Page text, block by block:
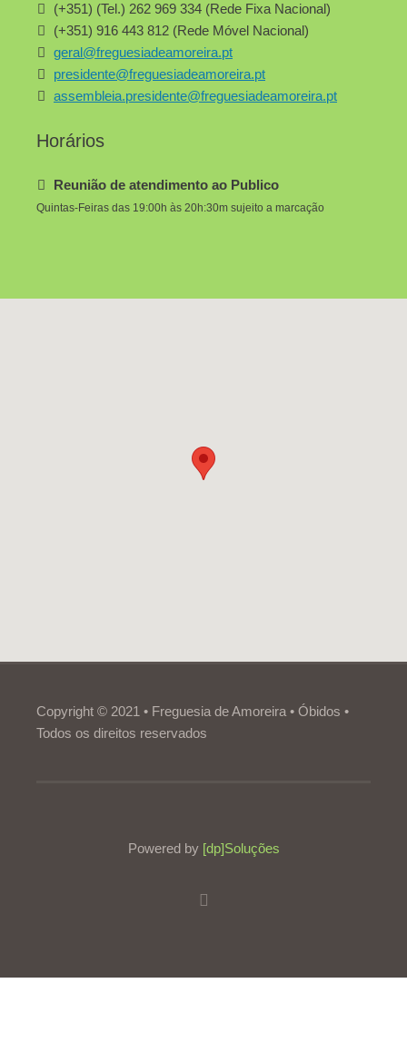
(+351) (Tel.) 262 969 334 (Rede Fixa Nacional)
(+351) 916 443 812 (Rede Móvel Nacional)
geral@freguesiadeamoreira.pt
presidente@freguesiadeamoreira.pt
assembleia.presidente@freguesiadeamoreira.pt
Horários
Reunião de atendimento ao Publico
Quintas-Feiras das 19:00h às 20h:30m sujeito a marcação
Copyright © 2021 • Freguesia de Amoreira • Óbidos •
Todos os direitos reservados
Powered by [dp]Soluções